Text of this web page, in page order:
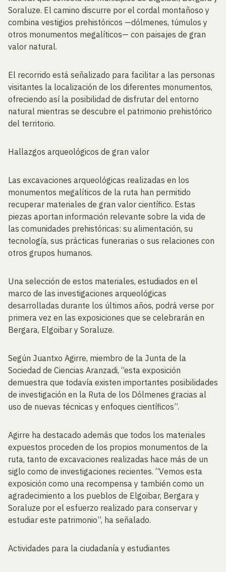
Soraluze. El camino discurre por el cordal montañoso y
combina vestigios prehistóricos —dólmenes, túmulos y
otros monumentos megalíticos— con paisajes de gran
valor natural.
El recorrido está señalizado para facilitar a las personas
visitantes la localización de los diferentes monumentos,
ofreciendo así la posibilidad de disfrutar del entorno
natural mientras se descubre el patrimonio prehistórico
del territorio.
Hallazgos arqueológicos de gran valor
Las excavaciones arqueológicas realizadas en los
monumentos megalíticos de la ruta han permitido
recuperar materiales de gran valor científico. Estas
piezas aportan información relevante sobre la vida de
las comunidades prehistóricas: su alimentación, su
tecnología, sus prácticas funerarias o sus relaciones con
otros grupos humanos.
Una selección de estos materiales, estudiados en el
marco de las investigaciones arqueológicas
desarrolladas durante los últimos años, podrá verse por
primera vez en las exposiciones que se celebrarán en
Bergara, Elgoibar y Soraluze.
Según Juantxo Agirre, miembro de la Junta de la
Sociedad de Ciencias Aranzadi, “esta exposición
demuestra que todavía existen importantes posibilidades
de investigación en la Ruta de los Dólmenes gracias al
uso de nuevas técnicas y enfoques científicos”.
Agirre ha destacado además que todos los materiales
expuestos proceden de los propios monumentos de la
ruta, tanto de excavaciones realizadas hace más de un
siglo como de investigaciones recientes. “Vemos esta
exposición como una recompensa y también como un
agradecimiento a los pueblos de Elgoibar, Bergara y
Soraluze por el esfuerzo realizado para conservar y
estudiar este patrimonio”, ha señalado.
Actividades para la ciudadanía y estudiantes